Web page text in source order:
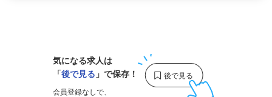
気になる求人は
「後で見る 」で保存！
会員登録なしで、